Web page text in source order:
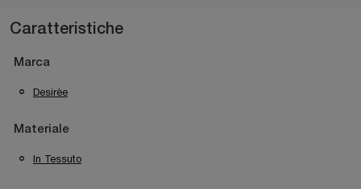
Caratteristiche
Marca
Desirèe
Materiale
In Tessuto